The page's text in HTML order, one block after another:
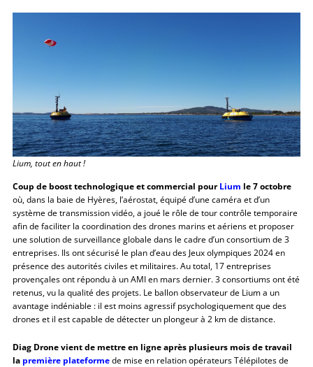
Lium, tout en haut !
Coup de boost technologique et commercial pourLium le 7 octobre
où, dans la baie de Hyères, l’aérostat, équipé d’une caméra et d’un
système de transmission vidéo, a joué le rôle de tour contrôle temporaire
afin de faciliter la coordination des drones marins et aériens et proposer
une solution de surveillance globale dans le cadre d’un consortium de 3
entreprises. Ils ont sécurisé le plan d’eau des Jeux olympiques 2024 en
présence des autorités civiles et militaires. Au total, 17 entreprises
provençales ont répondu à un AMI en mars dernier. 3 consortiums ont été
retenus, vu la qualité des projets. Le ballon observateur de Lium a un
avantage indéniable : il est moins agressif psychologiquement que des
drones et il est capable de détecter un plongeur à 2 km de distance.
Diag Drone vient de mettre en ligne après plusieurs mois de travail
la première plateformede mise en relation opérateurs Télépilotes de